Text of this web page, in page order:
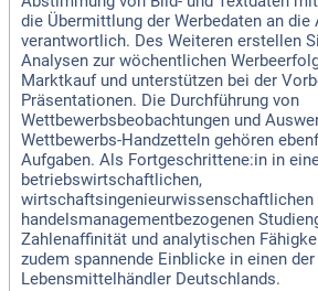
die Übermittlung der Werbedaten an die
verantwortlich. Des Weiteren erstellen
Analysen zur wöchentlichen
Marktkauf und unterstützen bei der
Präsentationen. Die Durchführung von
Wettbewerbsbeobachtungen und
Wettbewerbs-Handzetteln gehören
Aufgaben. Als Fortgeschrittene:in in
betriebswirtschaftlichen,
wirtschaftsingenieurwissenschaftlichen
handelsmanagementbezogenen
Zahlenaffinität und analytischen
zudem spannende Einblicke in einen
Lebensmittelhändler Deutschlands.